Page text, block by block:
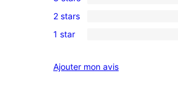
reviews
4-
star
reviews
0
3-
star
0
2-
reviews
2 stars
0
star
1 star
Ajouter mon avis